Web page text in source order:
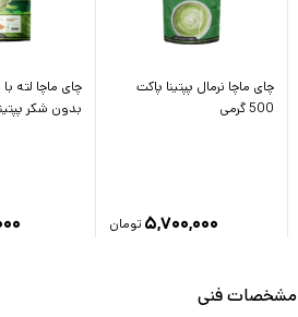
چای ماچا نرمال پپتینا پاکت
500 گرمی
۵,۷۰۰,۰۰۰ تومان
چای ماچا لته
بدون شکر پپتینا
مشخصات فنی